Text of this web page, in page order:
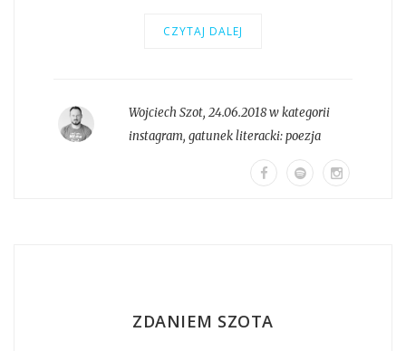
CZYTAJ DALEJ
Wojciech Szot, 24.06.2018 w kategorii
instagram, gatunek literacki:poezja
ZDANIEM SZOTA